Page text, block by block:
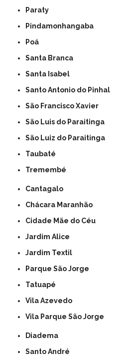
Paraty
Pindamonhangaba
Poá
Santa Branca
Santa Isabel
Santo Antonio do Pinhal
São Francisco Xavier
São Luis do Paraitinga
São Luiz do Paraitinga
Taubaté
Tremembé
Cantagalo
Chácara Maranhão
Cidade Mãe do Céu
Jardim Alice
Jardim Textil
Parque São Jorge
Tatuapé
Vila Azevedo
Vila Parque São Jorge
Diadema
Santo André